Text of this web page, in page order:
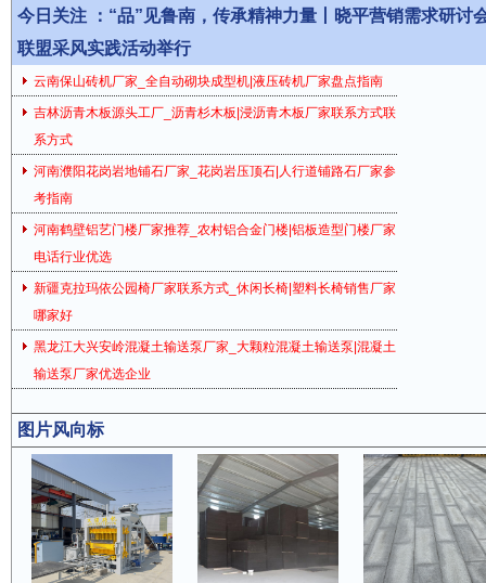
今日关注 ： “品”见鲁南，传承精神力量丨晓平营销需求研讨
联盟采风实践活动举行
云南保山砖机厂家_全自动砌块成型机|液压砖机厂家盘点指南
吉林沥青木板源头工厂_沥青杉木板|浸沥青木板厂家联系方式联
系方式
河南濮阳花岗岩地铺石厂家_花岗岩压顶石|人行道铺路石厂家参
考指南
河南鹤壁铝艺门楼厂家推荐_农村铝合金门楼|铝板造型门楼厂家
电话行业优选
新疆克拉玛依公园椅厂家联系方式_休闲长椅|塑料长椅销售厂家
哪家好
黑龙江大兴安岭混凝土输送泵厂家_大颗粒混凝土输送泵|混凝土
输送泵厂家优选企业
图片风向标